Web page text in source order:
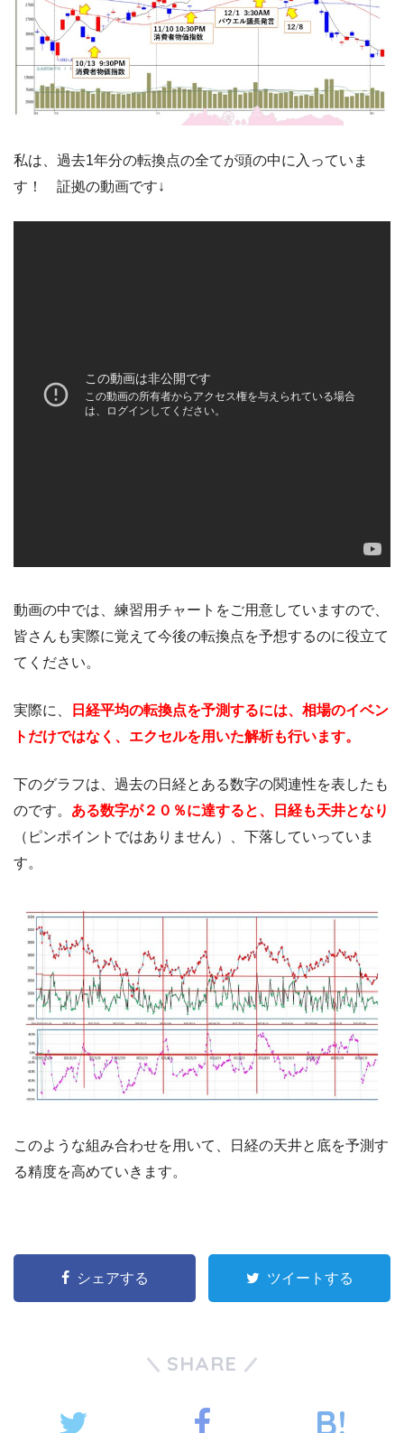
私は、過去1年分の転換点の全てが頭の中に入っていま
す！ 証拠の動画です↓
動画の中では、練習用チャートをご用意していますので、
皆さんも実際に覚えて今後の転換点を予想するのに役立て
てください。
実際に、
日経平均の転換点を予測するには、相場のイベン
トだけではなく、エクセルを用いた解析も行います。
下のグラフは、過去の日経とある数字の関連性を表したも
のです。 ある数字が２０％に達すると、日経も天井となり
（ピンポイントではありません）、下落していっていま
す。
このような組み合わせを用いて、日経の天井と底を予測す
る精度を高めていきます。
シェアする ツイートする
SHARE